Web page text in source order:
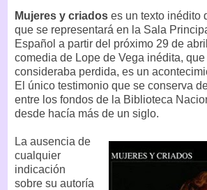
Mujeres y criados es un texto inédito
que se representará en la Sala
Español a partir del próximo 29 de
comedia de Lope de Vega inédita,
consideraba perdida, es un
El único testimonio que se conserva
entre los fondos de la Biblioteca
desde hacía más de un siglo.
La ausencia de
cualquier
indicación
sobre su autoría